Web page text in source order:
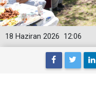
12:06
18 Haziran 2026